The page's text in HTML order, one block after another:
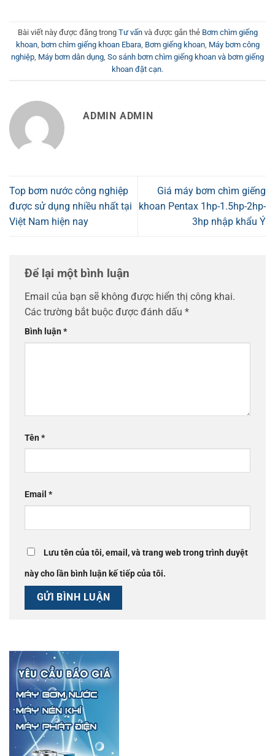
Bài viết này được đăng trong Tư vấnvà được gắn thẻ Bơm chìm giếng
khoan, bơm chìm giếng khoan Ebara, Bơm giếng khoan, Máy bơm công
nghiệp Máy bơm dân dụng So sánh bơm chìm giếng khoan và bơm giếng
khoan đặt cạn.
ADMIN ADMIN
Top bơm nước công nghiệp
được sử dụng nhiều nhất tại
Việt Nam hiện nay
Giá máy bơm chìm giếng
khoan Pentax 1hp-1.5hp-2hp-
3hp nhập khẩu Ý
Để lại một bình luận
Email của bạn sẽ không được hiển thị công khai.
Các trường bắt buộc được đánh dấu *
Bình luận*
Tên*
Email *
Lưu tên của tôi, email, và trang web trong trình duyệt
này cho lần bình luận kế tiếp của tôi.